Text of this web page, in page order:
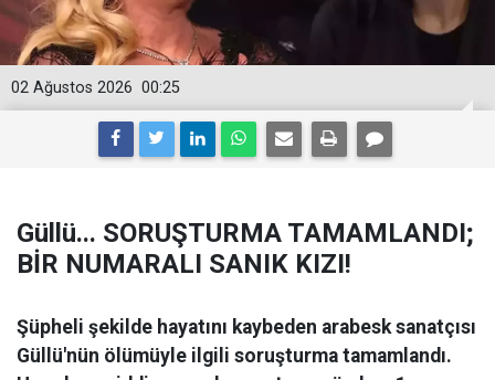
00:25
02 Ağustos 2026
Güllü... SORUŞTURMA TAMAMLANDI;
BİR NUMARALI SANIK KIZI!
Şüpheli şekilde hayatını kaybeden arabesk sanatçısı
Güllü'nün ölümüyle ilgili soruşturma tamamlandı.